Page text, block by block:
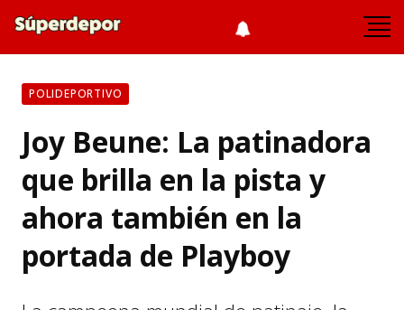
POLIDEPORTIVO
Joy Beune: La patinadora
que brilla en la pista y
ahora también en la
portada de Playboy